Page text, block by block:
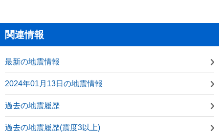
関連情報
最新の地震情報
2024年01月13日の地震情報
過去の地震履歴
過去の地震履歴(震度3以上)